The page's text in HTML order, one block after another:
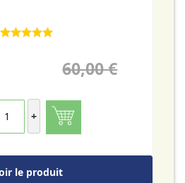
60,00 €
+
le produit